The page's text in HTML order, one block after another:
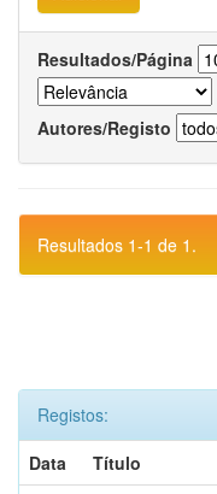
Resultados/Página
Autores/Registo
Resultados 1-1 de 1.
Registos:
Data
Título